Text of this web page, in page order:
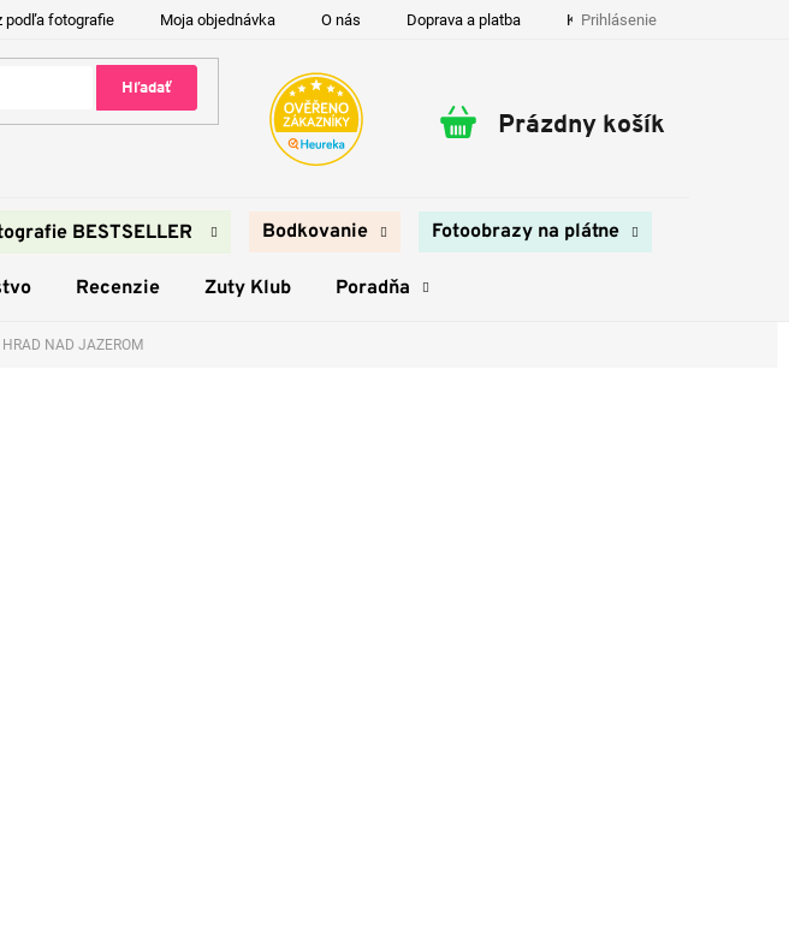
podľa fotografie Moja objednávka O nás Doprava a platba Kontakty
Prihlásenie
Hľadať
Nákupný
Prázdny košík
BESTSELLER Bodkovanie Fotoobrazy na plátne
Recenzie Zuty Klub Poradňa
NAD JAZEROM